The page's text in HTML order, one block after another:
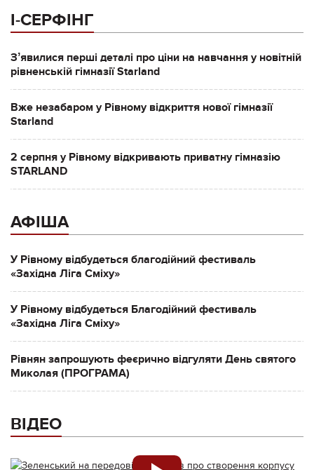
І-СЕРФІНГ
Зʼявилися перші деталі про ціни на навчання у новітній
рівненській гімназії Starland
Вже незабаром у Рівному відкриття нової гімназії
Starland
2 серпня у Рівному відкривають приватну гімназію
STARLAND
АФІША
У Рівному відбудеться благодійний фестиваль
«Західна Ліга Сміху»
У Рівному відбудеться Благодійний фестиваль
«Західна Ліга Сміху»
Рівнян запрошують феєрично відгуляти День святого
Миколая (ПРОГРАМА)
ВІДЕО